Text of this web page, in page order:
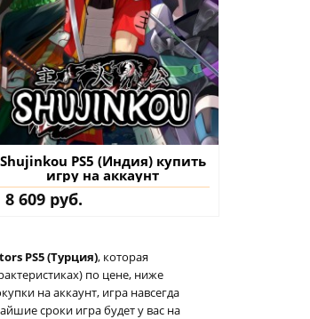
Shujinkou PS5 (Индия) купить
игру на аккаунт
8 609 руб.
PS5 (Турция), которая
по цене, ниже
на аккаунт, игра навсегда
сроки игра будет у вас на